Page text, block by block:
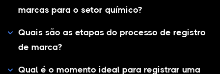
marcas para o setor químico?
Quais são as etapas do processo de registro
de marca?
Qual é o momento ideal para registrar uma